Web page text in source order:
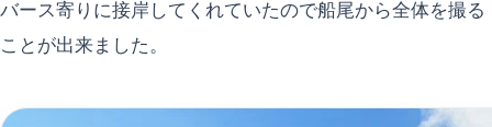
バース寄りに接岸してくれていたので船尾から全体を撮る
ことが出来ました。